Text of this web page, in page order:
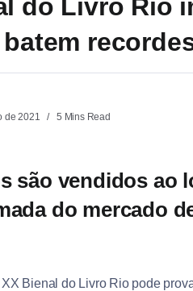
do Livro Rio
de 2021 5 Mins Read
são vendidos ao
do mercado
Bienal do Livro Rio pode